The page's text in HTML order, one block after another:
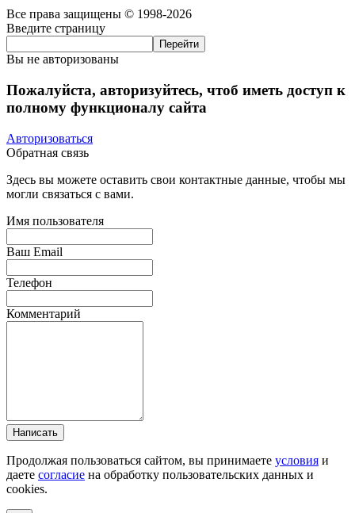
Все права защищены © 1998-2026
Введите страницу
Вы не авторизованы
Пожалуйста, авторизуйтесь, чтоб иметь доступ к
полному функционалу сайта
Авторизоваться
Обратная связь
Здесь вы можете оставить свои контактные данные, чтобы мы
могли связаться с вами.
Имя пользователя
Ваш Email
Телефон
Комментарий
Написать
Продолжая пользоваться сайтом, вы принимаете условия и
даете согласие на обработку пользовательских данных и
cookies.